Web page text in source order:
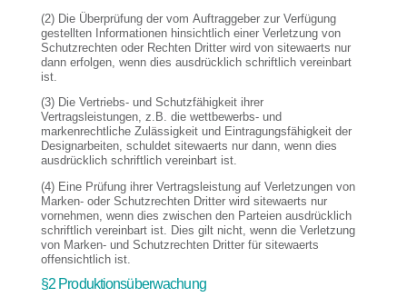
(2) Die Überprüfung der vom Auftraggeber zur Verfügung
gestellten Informationen hinsichtlich einer Verletzung von
Schutzrechten oder Rechten Dritter wird von sitewaerts nur
dann erfolgen, wenn dies ausdrücklich schriftlich vereinbart
ist.
(3) Die Vertriebs- und Schutzfähigkeit ihrer
Vertragsleistungen, z.B. die wettbewerbs- und
markenrechtliche Zulässigkeit und Eintragungsfähigkeit der
Designarbeiten, schuldet sitewaerts nur dann, wenn dies
ausdrücklich schriftlich vereinbart ist.
(4) Eine Prüfung ihrer Vertragsleistung auf Verletzungen von
Marken- oder Schutzrechten Dritter wird sitewaerts nur
vornehmen, wenn dies zwischen den Parteien ausdrücklich
schriftlich vereinbart ist. Dies gilt nicht, wenn die Verletzung
von Marken- und Schutzrechten Dritter für sitewaerts
offensichtlich ist.
§2 Produktionsüberwachung